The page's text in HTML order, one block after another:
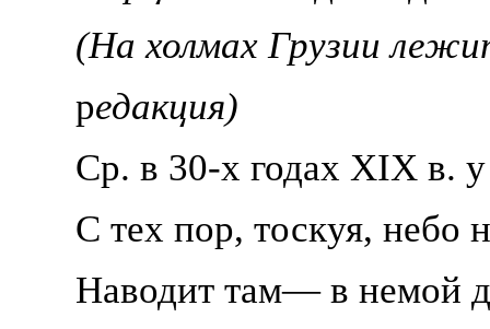
(На холмах Грузии
редакция)
Ср. в 30-х годах XIX в.
С тех пор, тоскуя, небо
Наводит там— в немой